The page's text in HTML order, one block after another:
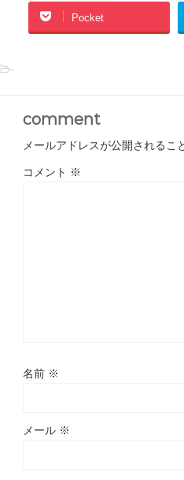
Pocket
-
comment
メールアドレスが公開されるこ
コメント ※
名前 ※
メール ※